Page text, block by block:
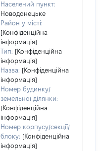
Населений пункт:
Новодонецьке
Район у місті:
[Конфіденційна
інформація]
Тип: [Конфіденційна
інформація]
Назва: [Конфіденційна
інформація]
Номер будинку/
земельної ділянки:
[Конфіденційна
інформація]
Номер корпусу/секції/
блоку: [Конфіденційна
інформація]